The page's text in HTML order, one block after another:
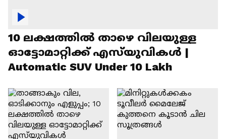
10 ലക്ഷത്തിൽ താഴെ വിലയുള്ള
ഓട്ടോമാറ്റിക്ക് എസ്‍യുവികൾ |
Automatic SUV Under 10 Lakh